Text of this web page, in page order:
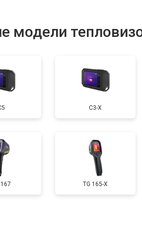
модели
С3-Х
TG 165-X